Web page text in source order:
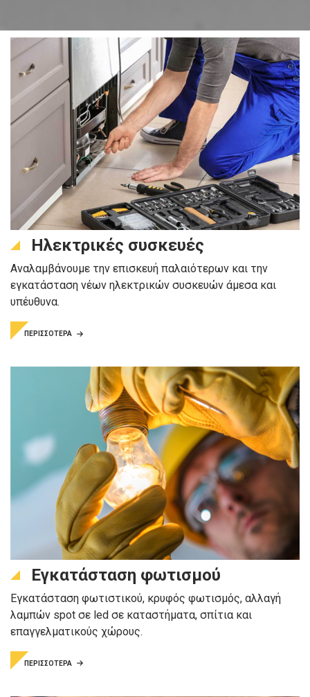
Ηλεκτρικές συσκευές
Αναλαμβάνουμε την επισκευή παλαιότερων και την
εγκατάσταση νέων ηλεκτρικών συσκευών άμεσα και
υπέυθυνα.
ΠΕΡΙΣΣΟΤΕΡΑ
Εγκατάσταση φωτισμού
Εγκατάσταση φωτιστικού, κρυφός φωτισμός, αλλαγή
λαμπών spot σε led σε καταστήματα, σπίτια και
επαγγελματικούς χώρους.
ΠΕΡΙΣΣΟΤΕΡΑ